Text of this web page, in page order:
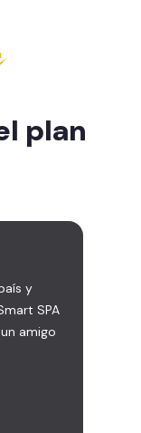
plan
y
SPA
amigo